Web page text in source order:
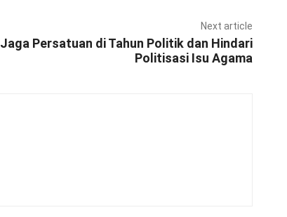
Next article
Jaga Persatuan di Tahun Politik dan Hindari
Politisasi Isu Agama